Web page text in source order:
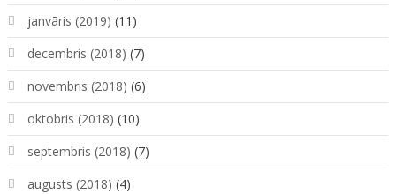
janvāris (2019) (11)
decembris (2018) (7)
novembris (2018) (6)
oktobris (2018) (10)
septembris (2018) (7)
augusts (2018) (4)